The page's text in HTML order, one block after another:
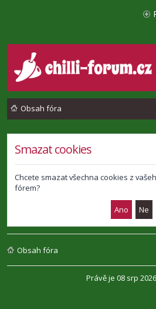
Obsah fóra
Smazat cookies
Chcete smazat všechna cookies z
fórem?
Obsah fóra
Právě je 08 srp